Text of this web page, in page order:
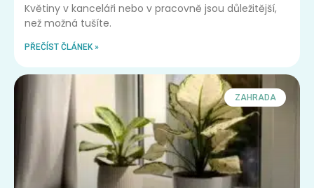
Květiny v kanceláři nebo v pracovně jsou důležitější,
než možná tušíte.
PŘEČÍST ČLÁNEK »
ZAHRADA